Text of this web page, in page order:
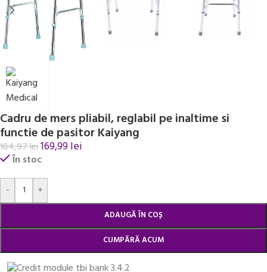
Cadru de mers pliabil, reglabil pe inaltime si
functie de pasitor Kaiyang
184,97lei169,99lei
În stoc
-
+
ADAUGĂ ÎN COȘ
CUMPĂRĂ ACUM
Alternative: